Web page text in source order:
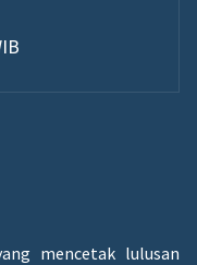
mencetak lulusan